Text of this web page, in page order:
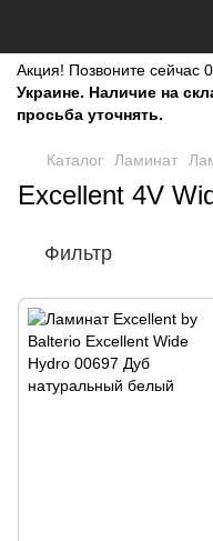
Акция! Позвоните сейчас
Украине. Наличие на
просьба уточнять.
Каталог Ламинат
Excellent 4V
Фильтр